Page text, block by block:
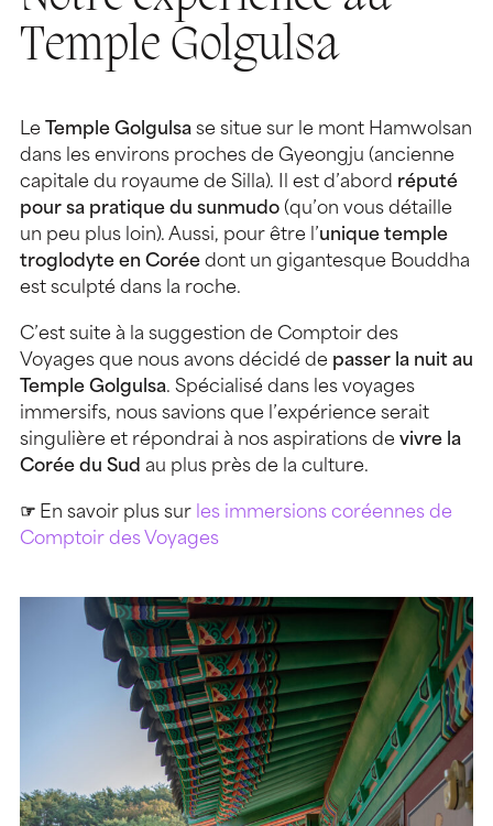
Temple Golgulsa
Le Temple Golgulsa se situe sur le mont Hamwolsan
dans les environs proches de Gyeongju (ancienne
capitale du royaume de Silla). Il est d’abord réputé
pour sa pratique du sunmudo (qu’on vous détaille
un peu plus loin). Aussi, pour être l’unique temple
troglodyte en Corée dont un gigantesque Bouddha
est sculpté dans la roche.
C’est suite à la suggestion de Comptoir des
Voyages que nous avons décidé de passer la nuit au
Temple Golgulsa. Spécialisé dans les voyages
immersifs, nous savions que l’expérience serait
singulière et répondrai à nos aspirations de vivre la
Corée du Sud au plus près de la culture.
☞ En savoir plus sur les immersions coréennes de
Comptoir des Voyages